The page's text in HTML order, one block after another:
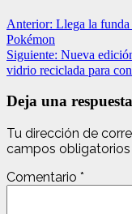
Anterior: Llega la funda
Pokémon
Siguiente: Nueva
vidrio reciclada para
Deja una respuesta
Tu dirección de
campos
Comentario *